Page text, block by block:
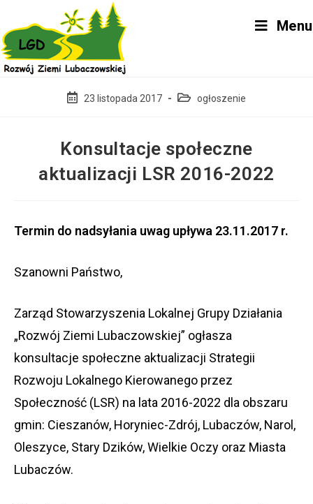
content
Menu
Post23 listopada 2017
Post ogłoszenie
Konsultacje społeczne
aktualizacji LSR 2016-2022
Termin do nadsyłania uwag upływa 23.11.2017 r.
Szanowni Państwo,
Zarząd Stowarzyszenia Lokalnej Grupy Działania
„Rozwój Ziemi Lubaczowskiej” ogłasza
konsultacje społeczne aktualizacji Strategii
Rozwoju Lokalnego Kierowanego przez
Społeczność (LSR) na lata 2016-2022 dla obszaru
gmin: Cieszanów, Horyniec-Zdrój, Lubaczów, Narol,
Oleszyce, Stary Dzików, Wielkie Oczy oraz Miasta
Lubaczów.